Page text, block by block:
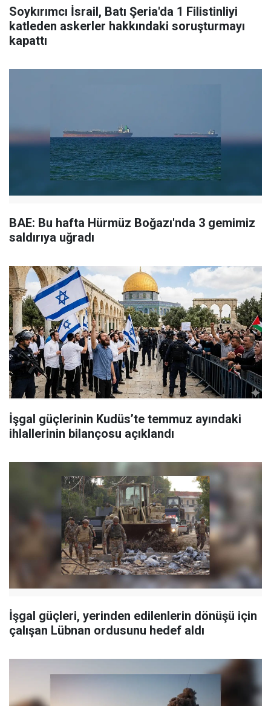
Soykırımcı İsrail, Batı Şeria'da 1 Filistinliyi
katleden askerler hakkındaki soruşturmayı
kapattı
BAE: Bu hafta Hürmüz Boğazı'nda 3 gemimiz
saldırıya uğradı
İşgal güçlerinin Kudüs’te temmuz ayındaki
ihlallerinin bilançosu açıklandı
İşgal güçleri, yerinden edilenlerin dönüşü için
çalışan Lübnan ordusunu hedef aldı